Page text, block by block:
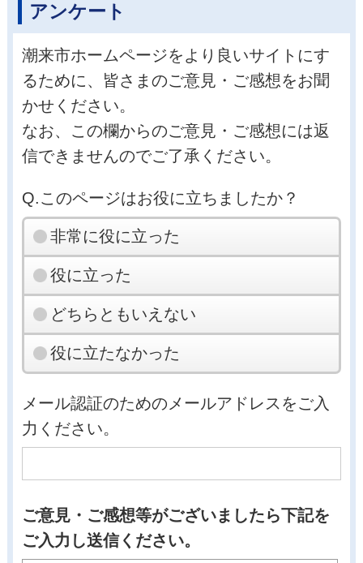
アンケート
潮来市ホームページをより良いサイトにす
るために、皆さまのご意見・ご感想をお聞
かせください。
なお、この欄からのご意見・ご感想には返
信できませんのでご了承ください。
Q.このページはお役に立ちましたか？
非常に役に立った
役に立った
どちらともいえない
役に立たなかった
メール認証のためのメールアドレスをご入
力ください。
ご意見・ご感想等がございましたら下記を
ご入力し送信ください。